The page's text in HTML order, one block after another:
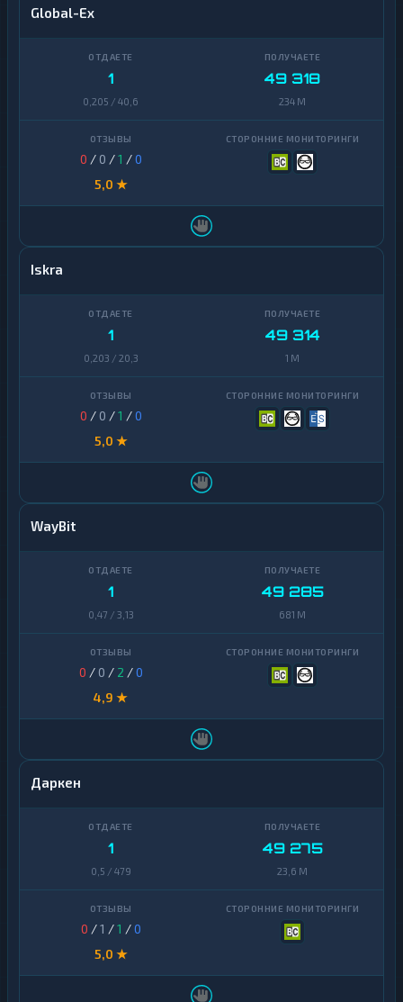
Global-Ex
1
0,205 / 40,6
49 318
234 M
0 / 0 /1 /0
5,0 ★
Iskra
1
0,203 / 20,3
49 314
1 M
0 / 0 /1 /0
5,0 ★
WayBit
1
0,47 / 3,13
49 285
681 M
0 / 0 / 2 /0
4,9 ★
Даркен
1
0,5 / 479
49 275
23,6 M
0 /1 /1 /0
5,0 ★